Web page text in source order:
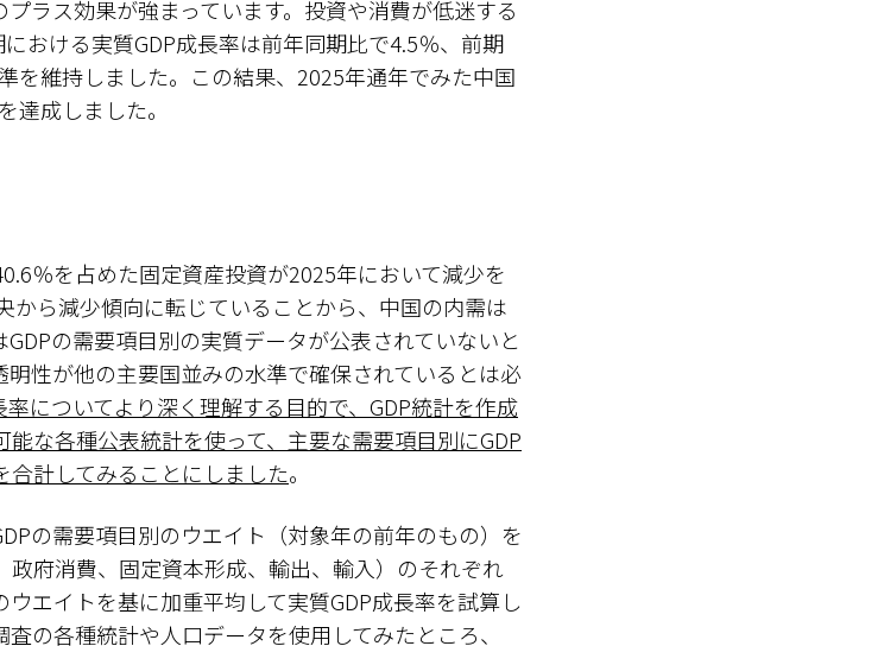
ラス効果が強まっています。投資や消費が低迷する
おける実質GDP成長率は前年同期比で4.5％、前期
を維持しました。この結果、2025年通年でみた中国
達成しました。
％を占めた固定資産投資が2025年において減少を
から減少傾向に転じていることから、中国の内需は
の需要項目別の実質データが公表されていないと
性が他の主要国並みの水準で確保されているとは必
率についてより深く理解する目的で、GDP統計を作成
な各種公表統計を使って、主要な需要項目別にGDP
計してみることにしました。
の需要項目別のウエイト（対象年の前年のもの）を
府消費、固定資本形成、輸出、輸入）のそれぞれ
エイトを基に加重平均して実質GDP成長率を試算し
の各種統計や人口データを使用してみたところ、